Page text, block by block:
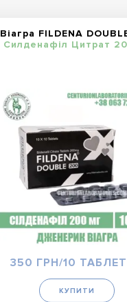
Віагра FILDENA
Силденафіл Цитрат
350 ГРН/10
КУПИТИ